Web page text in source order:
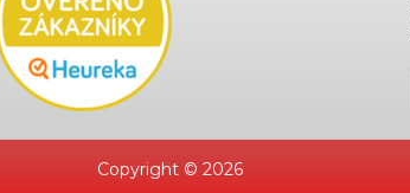
Copyright © 2026